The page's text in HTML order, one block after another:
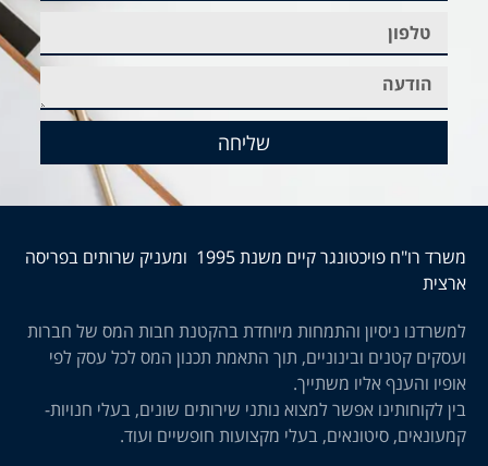
שליחה
משרד רו"ח פויכטונגר קיים משנת 1995 ומעניק שרותים בפריסה
ארצית
למשרדנו ניסיון והתמחות מיוחדת בהקטנת חבות המס של חברות
ועסקים קטנים ובינוניים, תוך התאמת תכנון המס לכל עסק לפי
אופיו והענף אליו משתייך.
בין לקוחותינו אפשר למצוא נותני שירותים שונים, בעלי חנויות-
קמעונאים, סיטונאים, בעלי מקצועות חופשיים ועוד.